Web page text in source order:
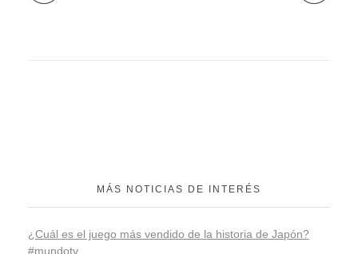
MÁS NOTICIAS DE INTERÉS
¿Cuál es el juego más vendido de la historia de Japón?
#mundotv